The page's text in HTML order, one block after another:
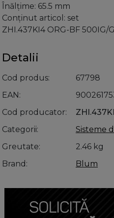
Înălţime: 65.5 mm
Conţinut articol: set
ZHI.437KI4 ORG-BF 500IG/G
Detalii
Cod produs
67798
EAN
Cod producator
Categorii
Sisteme
Greutate
2.46 kg
Brand
Blum